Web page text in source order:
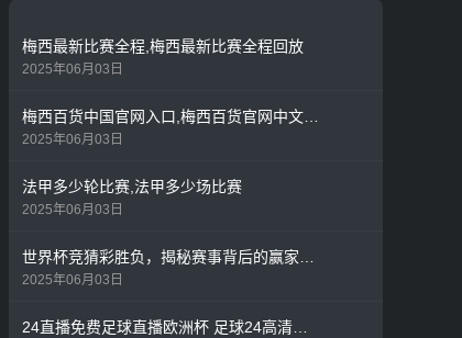
梅西最新比赛全程,梅西最新比赛全程回放
2025年06月03日
梅西百货中国官网入口,梅西百货官网中文版app
2025年06月03日
法甲多少轮比赛,法甲多少场比赛
2025年06月03日
世界杯竞猜彩胜负，揭秘赛事背后的赢家法则
2025年06月03日
24直播免费足球直播欧洲杯 足球24高清直播颠覆观赛体验